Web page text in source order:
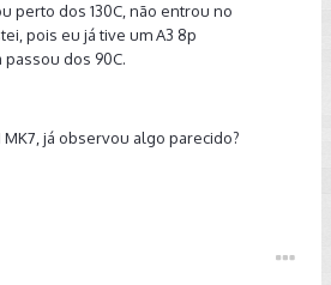
perto dos 130C, não entrou no
pois eu já tive um A3 8p
passou dos 90C.
já observou algo parecido?